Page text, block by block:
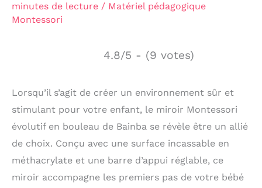
minutes de lecture / Matériel pédagogique
Montessori
4.8/5 - (9 votes)
Lorsqu’il s’agit de créer un environnement sûr et
stimulant pour votre enfant, le miroir Montessori
évolutif en bouleau de Bainba se révèle être un allié
de choix. Conçu avec une surface incassable en
méthacrylate et une barre d’appui réglable, ce
miroir accompagne les premiers pas de votre bébé